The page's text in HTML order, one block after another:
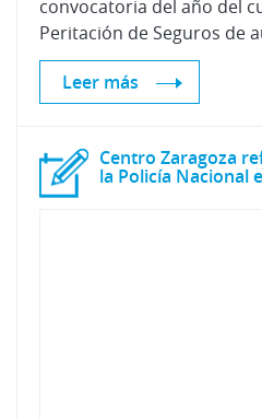
convocatoria del año del
Leer más
Centro Zaragoza